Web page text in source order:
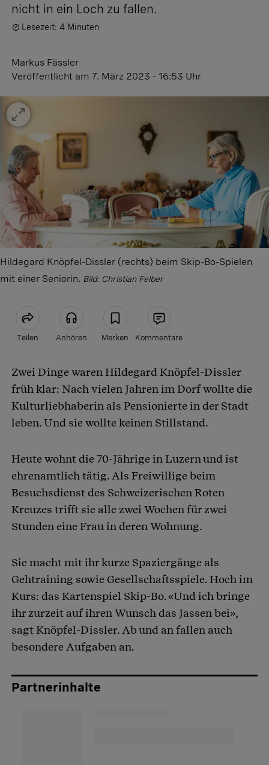
nicht in ein Loch zu fallen.
Lesezeit: 4 Minuten
Markus Fässler
Veröffentlicht am 7. März 2023 - 16:53 Uhr
Hildegard Knöpfel-Dissler (rechts) beim Skip-Bo-Spielen
mit einer Seniorin. Bild: Christian Felber
Teilen Anhören Merken Kommentare
Artikel teilen
Zwei Dinge waren Hildegard Knöpfel-Dissler
früh klar: Nach vielen Jahren im Dorf wollte die
Kulturliebhaberin als Pensionierte in der Stadt
leben. Und sie wollte keinen Stillstand.
Heute wohnt die 70-Jährige in Luzern und ist
ehrenamtlich tätig. Als Freiwillige beim
Besuchsdienst des Schweizerischen Roten
Kreuzes trifft sie alle zwei Wochen für zwei
Stunden eine Frau in deren Wohnung.
Sie macht mit ihr kurze Spaziergänge als
Gehtraining sowie Gesellschaftsspiele. Hoch im
Kurs: das Kartenspiel Skip-Bo. «Und ich bringe
ihr zurzeit auf ihren Wunsch das Jassen bei»,
sagt Knöpfel-Dissler. Ab und an fallen auch
besondere Aufgaben an.
Partnerinhalte